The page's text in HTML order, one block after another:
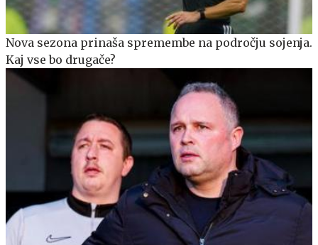
Nova sezona prinaša spremembe na področju sojenja.
Kaj vse bo drugače?